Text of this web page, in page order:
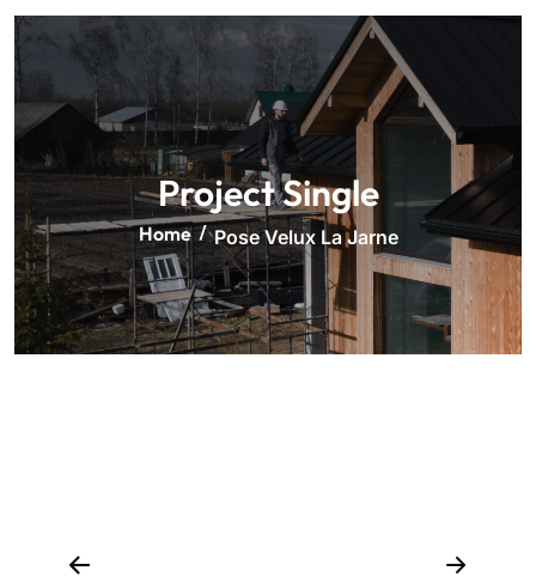
Project Single
Home Pose Velux La Jarne